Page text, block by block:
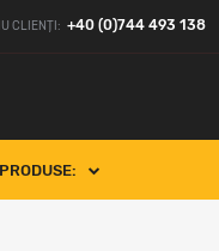
CLIENȚI: +40 (0)744 493 138